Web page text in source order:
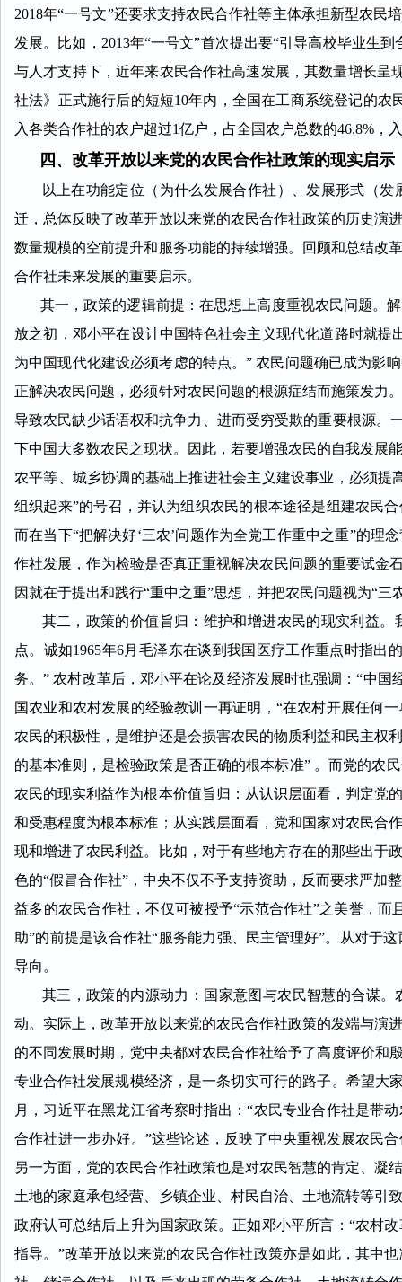
2018年“一号文”还要求支持农民合作社等主体承担新型农民
发展。比如，2013年“一号文”首次提出要“引导高校毕业生
与人才支持下，近年来农民合作社高速发展，其数量增长呈
社法》正式施行后的短短10年内，全国在工商系统登记的农
入各类合作社的农户超过1亿户，占全国农户总数的46.8%，
四、改革开放以来党的农民合作社政策的现实启示
以上在功能定位（为什么发展合作社）、发展形式（发
迁，总体反映了改革开放以来党的农民合作社政策的历史演
数量规模的空前提升和服务功能的持续增强。回顾和总结改
合作社未来发展的重要启示。
其一，政策的逻辑前提：在思想上高度重视农民问题。
放之初，邓小平在设计中国特色社会主义现代化道路时就
为中国现代化建设必须考虑的特点。” 农民问题确已成为影
正解决农民问题，必须针对农民问题的根源症结而施策发力
导致农民缺少话语权和抗争力、进而受穷受欺的重要根源。
下中国大多数农民之现状。因此，若要增强农民的自我发展
农平等、城乡协调的基础上推进社会主义建设事业，必须提
组织起来”的号召，并认为组 织农民的根本途径是组建农民
而在当下“把解决好‘三农’问题作为全党工作重中之重”的理
作社发展，作为检验是否真正重视解决农民问题的重要试金
因就在于提出和践行“重中之重”思想，并把农民问题视为“三
其二，政策的价值旨归：维护和增进农民的现实利益。
点。诚如1965年6月毛泽东在谈到我国医疗工作重点时指
务。” 农村改革后，邓小平在论及经济发展时也强调：“中
国农业和农村发展的经验教训一再证明，“在农村开展任何
农民的积极性，是维护还是会损害农民的物质利益和民主权
的基本准则，是检验政策是否正确的根本标准” 。而党的农
农民的现实利益作为根本价值旨归：从认识层面看，判定党
和受惠程度为根本标准；从实践层面看，党和国家对农民合
现和增进了农民利益。比如，对于有些地方存在的那些出于
色的“假冒合作社”，中央不仅不予支持资助，反而要求严加
益多的农民合作社，不仅可被授予“示范合作社”之美誉，而
助”的前提是该合作社“服务能力强、民主管理好”。从对于
导向。
其三，政策的内源动力：国家意图与农民智慧的合谋。
动。实际上，改革开放以来党的农民合作社政策的发端与演
的不同发展时期，党中央都对农民合作社给予了高度评价和
专业合作社发展规模经济，是一条切实可行的路子。希望大
月，习近平在黑龙江省考察时指出：“农民专业合作社是带
合作社进一步办好。”这些论述，反映了中央重视发展农民
另一方面，党的农民合作社政策也是对农民智慧的肯定、凝
土地的家庭承包经营、乡镇企业、村民自治、土地流转等引
政府认可总结后上升为国家政策。正如邓小平所言：“农村
指导。”改革开放以来党的农民合作社政策亦是如此，其中